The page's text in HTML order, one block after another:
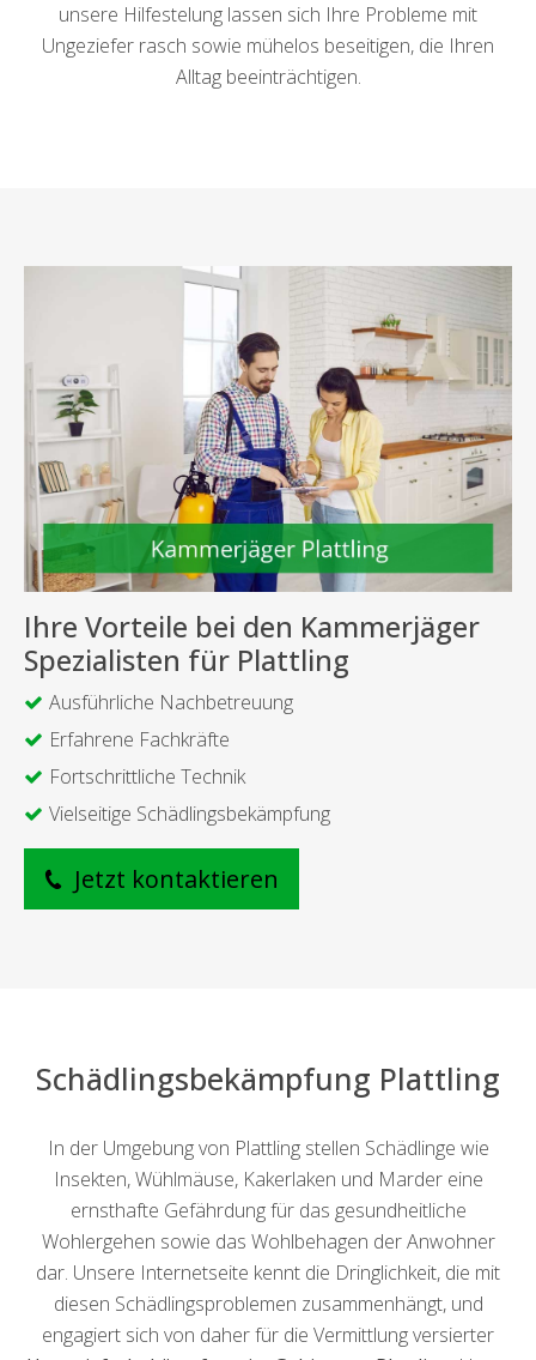
unsere Hilfestelung lassen sich Ihre Probleme mit
Ungeziefer rasch sowie mühelos beseitigen, die Ihren
Alltag beeinträchtigen.
Ihre Vorteile bei den Kammerjäger
Spezialisten für Plattling
Ausführliche Nachbetreuung
Erfahrene Fachkräfte
Fortschrittliche Technik
Vielseitige Schädlingsbekämpfung
Jetzt kontaktieren
Schädlingsbekämpfung Plattling
In der Umgebung von Plattling stellen Schädlinge wie
Insekten, Wühlmäuse, Kakerlaken und Marder eine
ernsthafte Gefährdung für das gesundheitliche
Wohlergehen sowie das Wohlbehagen der Anwohner
dar. Unsere Internetseite kennt die Dringlichkeit, die mit
diesen Schädlingsproblemen zusammenhängt, und
engagiert sich von daher für die Vermittlung versierter